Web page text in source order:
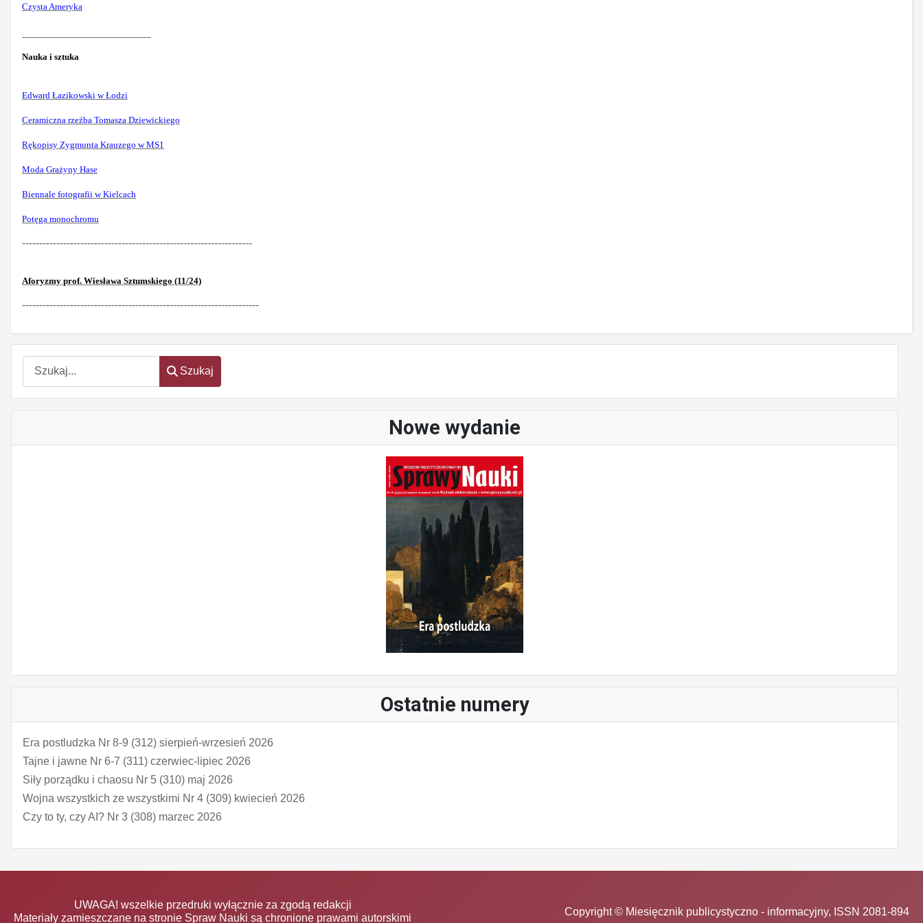
Szukaj
Szukaj
Nowe wydanie
Ostatnie numery
Era postludzka Nr 8-9 (312) sierpień-wrzesień 2026
Tajne i jawne Nr 6-7 (311) czerwiec-lipiec 2026
Siły porządku i chaosu Nr 5 (310) maj 2026
Wojna wszystkich ze wszystkimi Nr 4 (309) kwiecień 2026
Czy to ty, czy AI? Nr 3 (308) marzec 2026
Czysta Ameryka
-----------------------------------------------
Nauka i sztuka
Edward Łazikowski w Łodzi
Ceramiczna rzeźba Tomasza Dziewickiego
Rękopisy Zygmunta Krauzego w MS1
Moda Grażyny Hase
Biennale fotografii w Kielcach
Potęga monochromu
-------------------------------------------------------------------
Aforyzmy prof. Wiesława Sztumskiego (11/24)
---------------------------------------------------------------------
UWAGA! wszelkie przedruki wyłącznie za zgodą redakcji
Materiały zamieszczane na stronie Spraw Nauki są chronione prawami autorskimi
Copyright © Miesięcznik publicystyczno - informacyjny, ISSN 2081-894